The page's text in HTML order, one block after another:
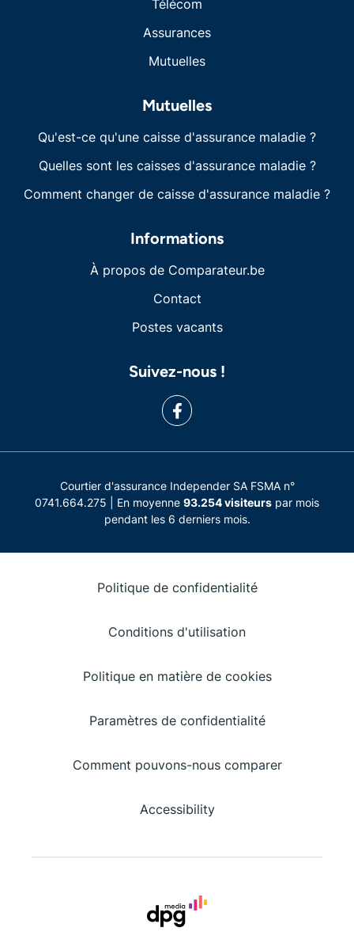
Télécom
Assurances
Mutuelles
Mutuelles
Qu'est-ce qu'une caisse d'assurance maladie ?
Quelles sont les caisses d'assurance maladie ?
Comment changer de caisse d'assurance maladie ?
Informations
À propos de Comparateur.be
Contact
Postes vacants
Suivez-nous !
Courtier d'assurance Independer SA FSMA n°
0741.664.275 | En moyenne 93.254 visiteurs par mois
pendant les 6 derniers mois.
Politique de confidentialité
Conditions d'utilisation
Politique en matière de cookies
Paramètres de confidentialité
Comment pouvons-nous comparer
Accessibility